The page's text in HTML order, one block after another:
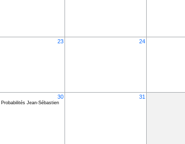
23 24
30
Probabilités Jean-Sébastien
31